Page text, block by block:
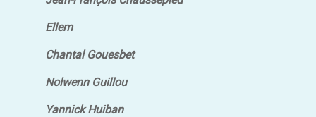
Ellem
Chantal Gouesbet
Nolwenn Guillou
Yannick Huiban